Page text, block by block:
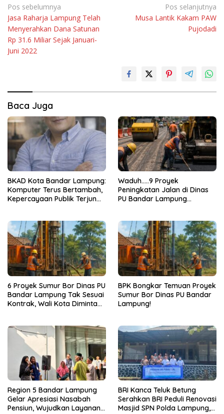
Navigasi
pos
Pos sebelumnya
Jasa Raharja Lampung Telah
Menyerahkan Dana Satunan
Rp 31.6 Miliar Sejak Januari-
Juni 2022
Pos selanjutnya
Musa Lantik Kakam PAW
Pujodadi
Baca Juga
BKAD Kota Bandar Lampung:
Komputer Terus Bertambah,
Kepercayaan Publik Terjun
Waduh…..9 Proyek
Peningkatan Jalan di Dinas
PU Bandar Lampung
6 Proyek Sumur Bor Dinas PU
Bandar Lampung Tak Sesuai
Kontrak, Wali Kota Diminta
BPK Bongkar Temuan Proyek
Sumur Bor Dinas PU Bandar
Lampung!
Region 5 Bandar Lampung
Gelar Apresiasi Nasabah
Pensiun, Wujudkan Layanan
BRI Kanca Teluk Betung
Serahkan BRI Peduli Renovasi
Masjid SPN Polda Lampung,